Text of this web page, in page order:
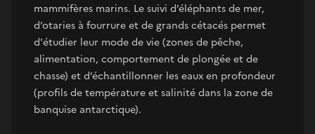
mammifères marins. Le suivi d’éléphants de mer,
d’otaries à fourrure et de grands cétacés permet
d'étudier leur mode de vie (zones de pêche,
alimentation, comportement de plongée et de
chasse) et d’échantillonner les eaux en profondeur
(profils de température et salinité dans la zone de
banquise antarctique).